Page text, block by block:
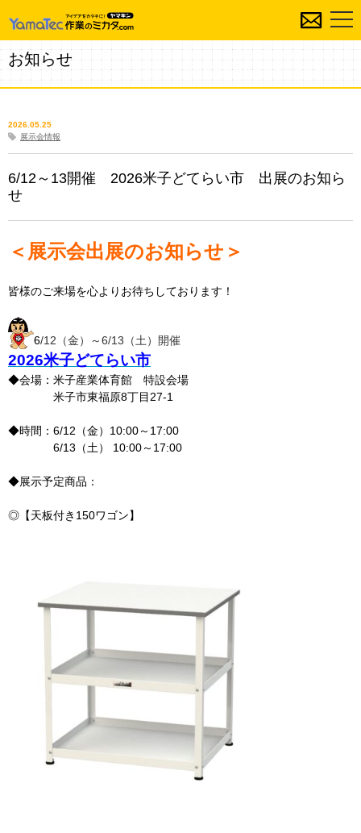
お知らせ
2026.05.25
展示会情報
6/12～13開催 2026米子どてらい市 出展のお知ら
せ
＜展示会出展のお知らせ＞
皆様のご来場を心よりお待ちしております！
6/12 （金）～6/13（土）開催
2026米子どてらい市
◆会場：米子産業体育館 特設会場
米子市東福原8丁目27-1
◆時間：6/12（金） 10:00～17:00
6/13（土） 10:00～17:00
◆展示予定商品：
◎【天板付き150ワゴン】